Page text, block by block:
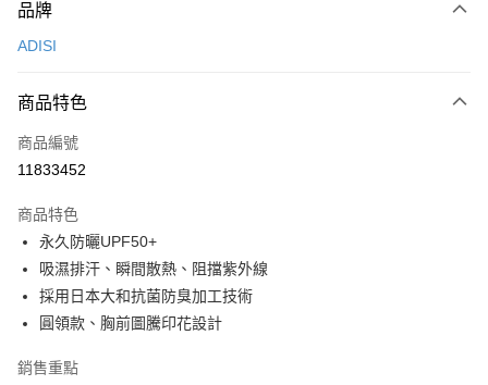
信用卡一次付款
LINE Pay
Apple Pay
悠遊付
Google Pay
全盈+PAY
相關說明
品牌
ADISI
商品特色
商品編號
11833452
商品特色
永久防曬UPF50+
吸濕排汗、瞬間散熱、阻擋紫外線
採用日本大和抗菌防臭加工技術
圓領款、胸前圖騰印花設計
銷售重點